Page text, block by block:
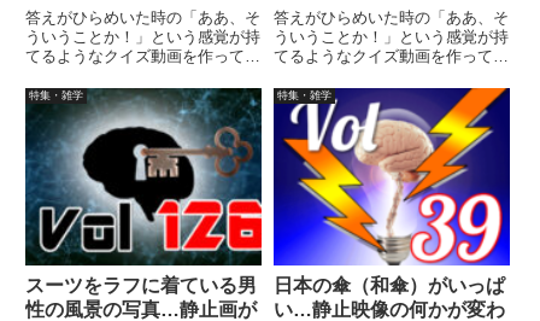
トレ！
答えがひらめいた時の「ああ、そ
ういうことか！」という感覚が持
てるようなクイズ動画を作ってみ
画に答えはありませんので、最後
まで繰り返し見られます。
答えがひらめいた時の「ああ、そ
ういうことか！」という感覚が持
てるようなクイズ動画を作ってみ
画に答えはありませんので、最後
まで繰り返し見られます。
特集・雑学
スーツをラフに着ている男
性の風景の写真…静止画が
特集・雑学
日本の傘（和傘）がいっぱ
い…静止映像の何かが変わ